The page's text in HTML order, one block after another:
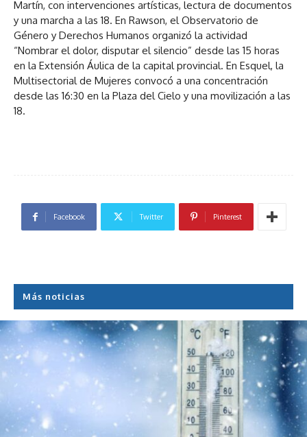
Martín, con intervenciones artísticas, lectura de documentos
y una marcha a las 18. En Rawson, el Observatorio de
Género y Derechos Humanos organizó la actividad
“Nombrar el dolor, disputar el silencio” desde las 15 horas
en la Extensión Áulica de la capital provincial. En Esquel, la
Multisectorial de Mujeres convocó a una concentración
desde las 16:30 en la Plaza del Cielo y una movilización a las
18.
Facebook Twitter Pinterest
Más noticias